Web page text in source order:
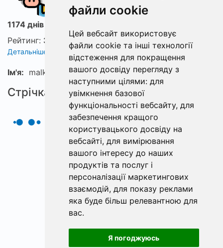
файли cookie
Цей вебсайт використовує
файли cookie та інші технології
відстеження для покращення
вашого досвіду перегляду з
наступними цілями: для
увімкнення базової
функціональності вебсайту, для
забезпечення кращого
користувацького досвіду на
вебсайті, для вимірювання
вашого інтересу до наших
продуктів та послуг і
персоналізації маркетингових
взаємодій, для показу реклами
яка буде більш релевантною для
вас.
Я погоджуюсь
1174 днів з ФішХаб
Рейтинг: 3
Детальніше про рейтинг
Ім'я: malk
Стрічка